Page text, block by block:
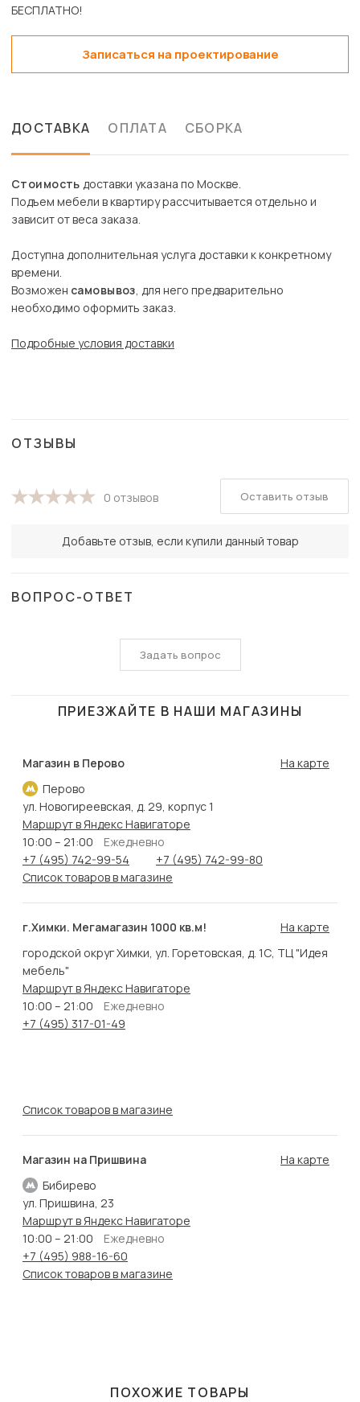
Записаться на проектирование
ДОСТАВКА ОПЛАТА СБОРКА
Стоимость доставки указана по Москве.
Подъем мебели в квартиру рассчитывается отдельно и
зависит от веса заказа.
Доступна дополнительная услуга доставки к конкретному
времени.
Возможен самовывоз, для него предварительно
необходимо оформить заказ.
Подробные условия доставки
ОТЗЫВЫ
0 отзывов
Добавьте отзыв, если купили данный товар
Оставить отзыв
ВОПРОС-ОТВЕТ
Задать вопрос
ПРИЕЗЖАЙТЕ В НАШИ МАГАЗИНЫ
Магазин в Перово
Перово
На карте
ул. Новогиреевская, д. 29, корпус 1
Маршрут в Яндекс Навигаторе
10:00 – 21:00
Ежедневно
+7 (495) 742-99-54
+7 (495) 742-99-80
Список товаров в магазине
г.Химки. Мегамагазин 1000 кв.м!
На карте
городской округ Химки, ул. Горетовская, д. 1С, ТЦ "Идея
мебель"
Маршрут в Яндекс Навигаторе
10:00 – 21:00
Ежедневно
+7 (495) 317-01-49
Список товаров в магазине
Магазин на Пришвина
Бибирево
На карте
ул. Пришвина, 23
Маршрут в Яндекс Навигаторе
10:00 – 21:00
Ежедневно
+7 (495) 988-16-60
Список товаров в магазине
ПОХОЖИЕ ТОВАРЫ